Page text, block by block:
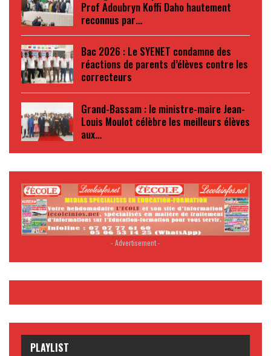
Prof Adoubryn Koffi Daho hautement
reconnus par…
Bac 2026 : Le SYENET condamne des
réactions de parents d’élèves contre les
correcteurs
Grand-Bassam : le ministre-maire Jean-
Louis Moulot célèbre les meilleurs élèves
aux…
- Advertisement -
PLAYLIST